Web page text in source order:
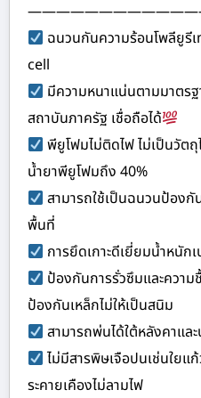
ฉนวนกันความร้อนโพลียูรี
cell
มีความหนาแน่นตามมาตร
สถาบันภาครัฐ เชื่อถือได้
พียูโฟมไม่ติดไฟ ไม่เป็นวัตถุ
น้ำยาพียูโฟมถึง 40%
สามารถใช้เป็นฉนวนป้อง
พื้นที่
การยึดเกาะดีเยี่ยมน้ำหนักเ
ป้องกันการรั่วซึมและควา
ป้องกันเหล็กไม่ให้เป็นสนิม
สามารถพ่นได้ใต้หลังคาแล
ไม่มีสารพิษเจือปนเช่นใยแ
ระคายเคืองไม่ลามไฟ